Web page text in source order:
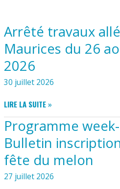
Arrêté travaux
Maurices du 26
2026
30 juillet 2026
ARRÊTÉ
TRAVAUX
ALLÉE
DES
PETITS
MAURICES
DU
26
LIRE LA SUITE »
Programme
Bulletin
fête du melon
27 juillet 2026